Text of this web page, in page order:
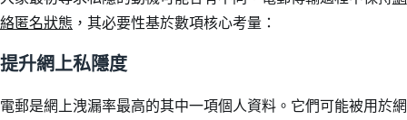
絡匿名狀態 ，其必要性基於數項核心考量：
提升網上私隱度
電郵是網上洩漏率最高的其中一項個人資料。它們可能被用於網